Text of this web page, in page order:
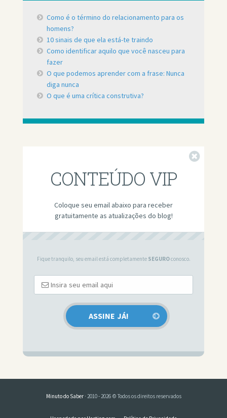
Como é o término do relacionamento para os
homens?
10 sinais de que ela está-te traindo
Como identificar aquilo que você nasceu para
fazer
O que podemos aprender com a frase: Nunca
diga nunca
O que é uma crítica construtiva?
CONTEÚDO VIP
Coloque seu email abaixo para receber
gratuitamente as atualizações do blog!
Fique tranquilo, seu email está completamente SEGUROconosco.
Minuto do Saber· 2010 - 2026 © Todos os direitos reservados